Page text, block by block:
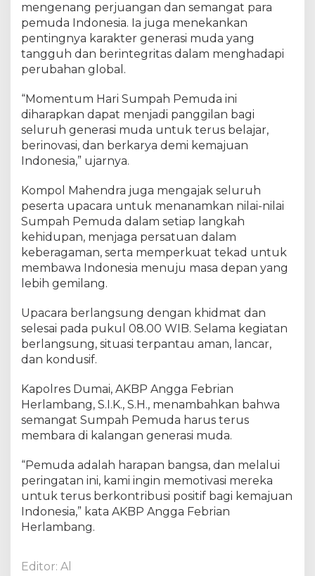
d
e
n
g
a
S
e
m
a
n
g
t
P
e
r
s
a
t
a
n
mengenang perjuangan dan semangat para
pemuda Indonesia. Ia juga menekankan
pentingnya karakter generasi muda yang
tangguh dan berintegritas dalam menghadapi
perubahan global.
“Momentum Hari Sumpah Pemuda ini
diharapkan dapat menjadi panggilan bagi
seluruh generasi muda untuk terus belajar,
berinovasi, dan berkarya demi kemajuan
Indonesia,” ujarnya.
Kompol Mahendra juga mengajak seluruh
peserta upacara untuk menanamkan nilai-nilai
Sumpah Pemuda dalam setiap langkah
kehidupan, menjaga persatuan dalam
keberagaman, serta memperkuat tekad untuk
membawa Indonesia menuju masa depan yang
lebih gemilang.
Upacara berlangsung dengan khidmat dan
selesai pada pukul 08.00 WIB. Selama kegiatan
berlangsung, situasi terpantau aman, lancar,
dan kondusif.
Kapolres Dumai, AKBP Angga Febrian
Herlambang, S.I.K., S.H., menambahkan bahwa
semangat Sumpah Pemuda harus terus
membara di kalangan generasi muda.
“Pemuda adalah harapan bangsa, dan melalui
peringatan ini, kami ingin memotivasi mereka
untuk terus berkontribusi positif bagi kemajuan
Indonesia,” kata AKBP Angga Febrian
Herlambang.
Editor: Al